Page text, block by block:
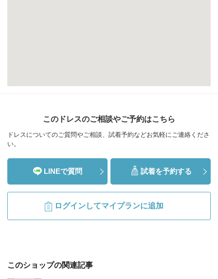
このドレスのご相談やご予約はこちら
ドレスについてのご質問やご相談、試着予約などお気軽にご連絡くださ
い。
LINEで質問 試着を予約する
ログインしてマイプランに追加
このショップの関連記事